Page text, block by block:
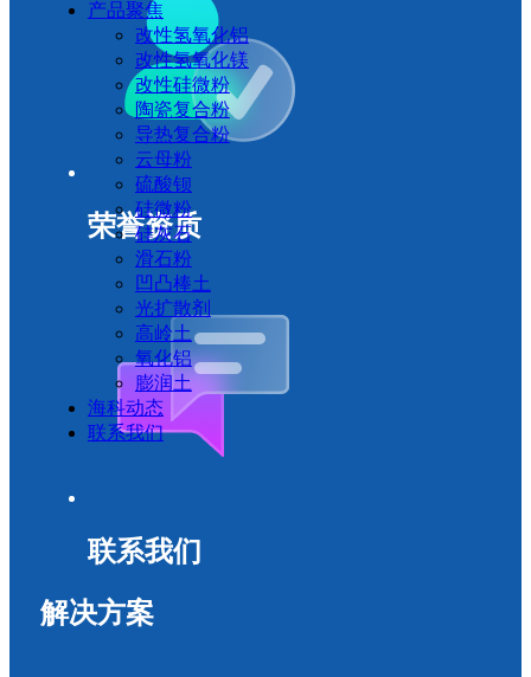
产品聚焦
改性氢氧化铝
改性氢氧化镁
改性硅微粉
陶瓷复合粉
导热复合粉
云母粉
硫酸钡
硅微粉
硅灰石
滑石粉
凹凸棒土
光扩散剂
高岭土
氧化铝
膨润土
海科动态
联系我们
荣誉资质
联系我们
解决方案